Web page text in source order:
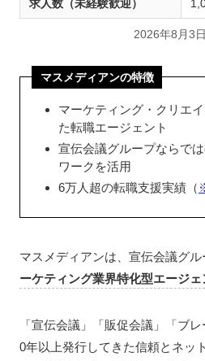
求人数（未経験歓迎）
2026年8月3
マスメディアンの特徴
マーケティング・クリエ
た転職エージェント
宣伝会議グループならで
ワークを活用
6万人超の転職支援実績（
マスメディアンは、宣伝会議グル
ーケティング業界特化型エージェ
「宣伝会議」「販促会議」「ブ
0年以上発行してきた信頼とネッ